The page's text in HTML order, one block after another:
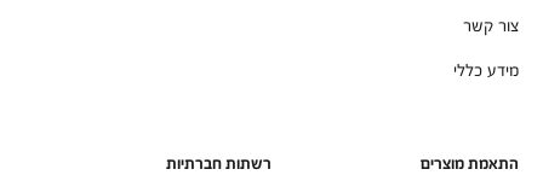
צור קשר
מידע כללי
התאמת מוצרים רשתות חברתיות